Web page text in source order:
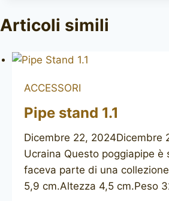
Articoli simili
ACCESSORI
Pipe stand 1.1
Dicembre 22, 2024Dicembre
Ucraina Questo poggiapipe
faceva parte di una
5,9 cm.Altezza 4,5 cm.Peso